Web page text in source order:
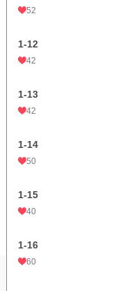
52
1-12
42
1-13
42
1-14
50
1-15
40
1-16
60